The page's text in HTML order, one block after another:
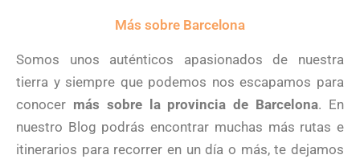
Más sobre Barcelona
Somos unos auténticos apasionados de nuestra
tierra y siempre que podemos nos escapamos para
conocer más sobre la provincia de Barcelona. En
nuestro Blog podrás encontrar muchas más rutas e
itinerarios para recorrer en un día o más, te dejamos